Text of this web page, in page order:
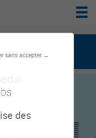
sans accepter →
des
l'emploi public